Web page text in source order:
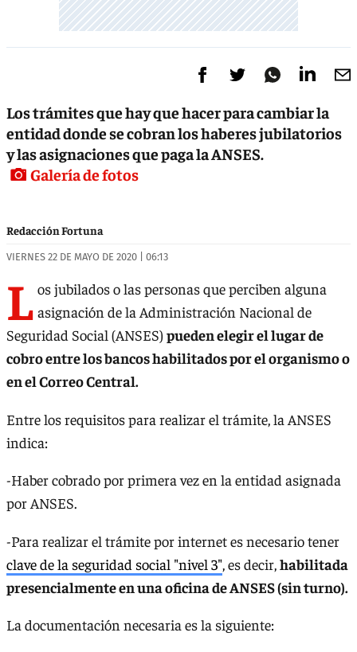
Los trámites que hay que hacer para cambiar la
entidad donde se cobran los haberes jubilatorios
y las asignaciones que paga la ANSES.
Galería de fotos
Redacción Fortuna
VIERNES 22 DE MAYO DE 2020 | 06:13
L os jubilados o las personas que perciben alguna
asignación de la Administración Nacional de
Seguridad Social (ANSES) pueden elegir el lugar de
cobro entre los bancos habilitados por el organismo o
en el Correo Central.
Entre los requisitos para realizar el trámite, la ANSES
indica:
-Haber cobrado por primera vez en la entidad asignada
por ANSES.
-Para realizar el trámite por internet es necesario tener
clave de la seguridad social "nivel 3", es decir,habilitada
presencialmente en una oficina de ANSES (sin turno).
La documentación necesaria es la siguiente: